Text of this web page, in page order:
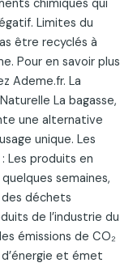
chimiques qui
Limites du
être recyclés à
Pour en savoir plus
Ademe.fr. La
La bagasse,
une alternative
unique. Les
Les produits en
semaines,
des déchets
de l’industrie du
émissions de CO₂
et émet